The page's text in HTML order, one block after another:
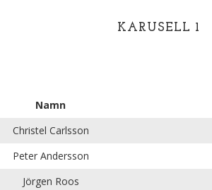
KARUSELL 1
Namn
Christel Carlsson
Peter Andersson
Jörgen Roos